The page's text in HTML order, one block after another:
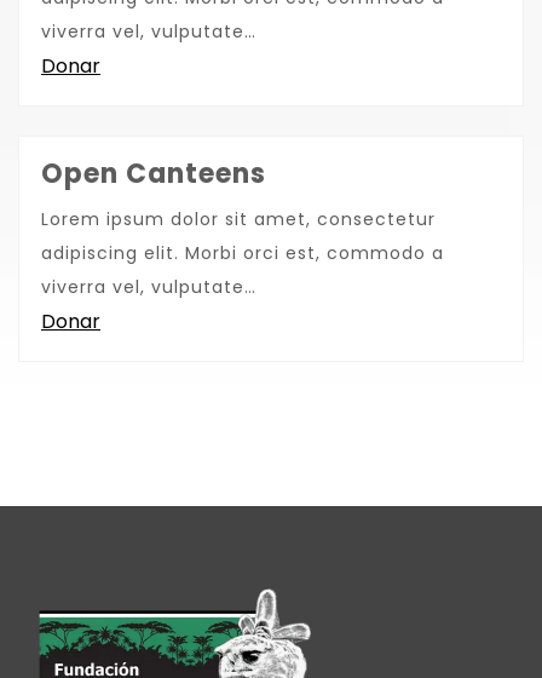
viverra vel, vulputate…
Donar
Open Canteens
Lorem ipsum dolor sit amet, consectetur
adipiscing elit. Morbi orci est, commodo a
viverra vel, vulputate…
Donar